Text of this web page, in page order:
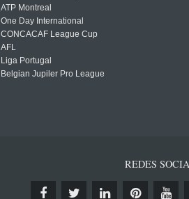
ATP Montreal
One Day International
CONCACAF League Cup
AFL
Liga Portugal
Belgian Jupiler Pro League
REDES